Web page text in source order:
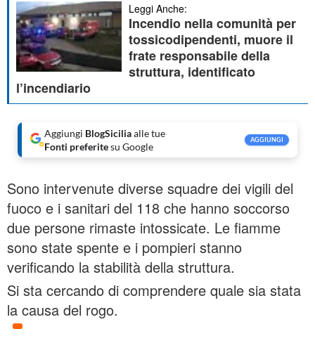
Leggi Anche:
Incendio nella comunità per
tossicodipendenti, muore il
frate responsabile della
struttura, identificato
l’incendiario
Aggiungi BlogSiciliaalle tue
Fonti preferitesu Google
AGGIUNGI
Sono intervenute diverse squadre dei vigili del
fuoco e i sanitari del 118 che hanno soccorso
due persone rimaste intossicate. Le fiamme
sono state spente e i pompieri stanno
verificando la stabilità della struttura.
Si sta cercando di comprendere quale sia stata
la causa del rogo.